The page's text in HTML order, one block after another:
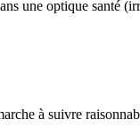
une optique santé
à suivre